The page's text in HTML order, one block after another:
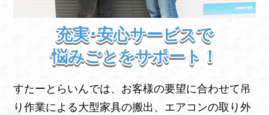
充実･安心サービスで
悩みごとをサポート！
すたーとらいんでは、お客様の要望に合わせて吊
り作業による大型家具の搬出、エアコンの取り外